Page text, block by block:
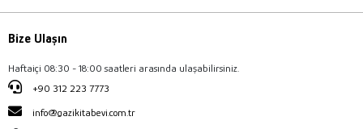
Bize Ulaşın
Haftaiçi 08:30 - 18:00 saatleri arasında ulaşabilirsiniz.
+90 312 223 7773
info@gazikitabevi.com.tr